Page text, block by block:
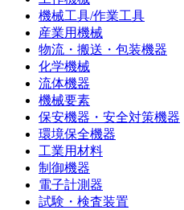
機械工具/作業工具
産業用機械
物流・搬送・包装機器
化学機械
流体機器
機械要素
保安機器・安全対策機器
環境保全機器
工業用材料
制御機器
電子計測器
試験・検査装置